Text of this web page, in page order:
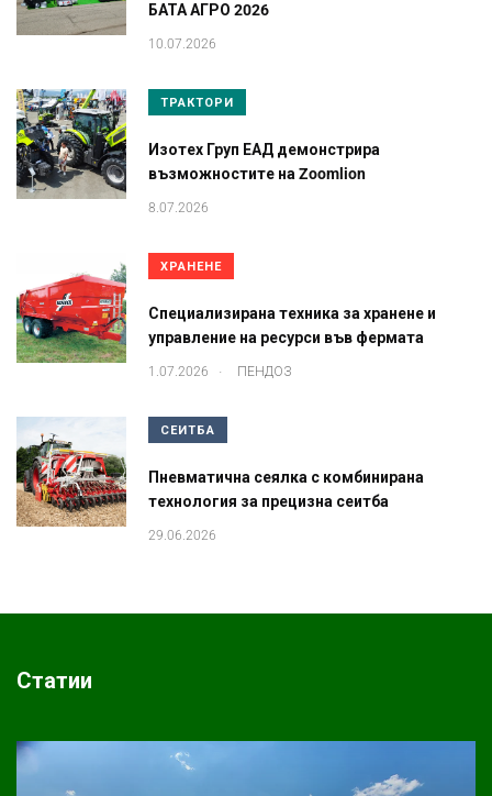
БАТА АГРО 2026
10.07.2026
ТРАКТОРИ
Изотех Груп ЕАД демонстрира
възможностите на Zoomlion
8.07.2026
ХРАНЕНЕ
Специализирана техника за хранене и
управление на ресурси във фермата
1.07.2026 . ПЕНДОЗ
СЕИТБА
Пневматична сеялка с комбинирана
технология за прецизна сеитба
29.06.2026
Статии